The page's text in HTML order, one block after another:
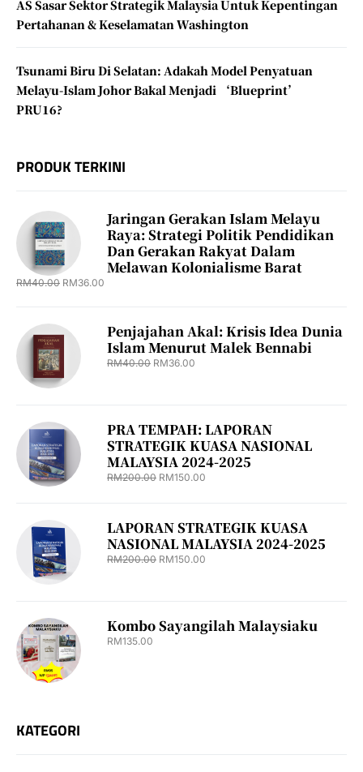
AS Sasar Sektor Strategik Malaysia Untuk Kepentingan
Pertahanan & Keselamatan Washington
Tsunami Biru Di Selatan: Adakah Model Penyatuan
Melayu-Islam Johor Bakal Menjadi ‘Blueprint’
PRU16?
PRODUK TERKINI
Jaringan Gerakan Islam Melayu
Raya: Strategi Politik Pendidikan
Dan Gerakan Rakyat Dalam
Melawan Kolonialisme Barat
RM40.00 RM36.00
Penjajahan Akal: Krisis Idea Dunia
Islam Menurut Malek Bennabi
RM40.00 RM36.00
PRA TEMPAH: LAPORAN
STRATEGIK KUASA NASIONAL
MALAYSIA 2024-2025
RM200.00 RM150.00
LAPORAN STRATEGIK KUASA
NASIONAL MALAYSIA 2024-2025
RM200.00 RM150.00
Kombo Sayangilah Malaysiaku
RM135.00
KATEGORI